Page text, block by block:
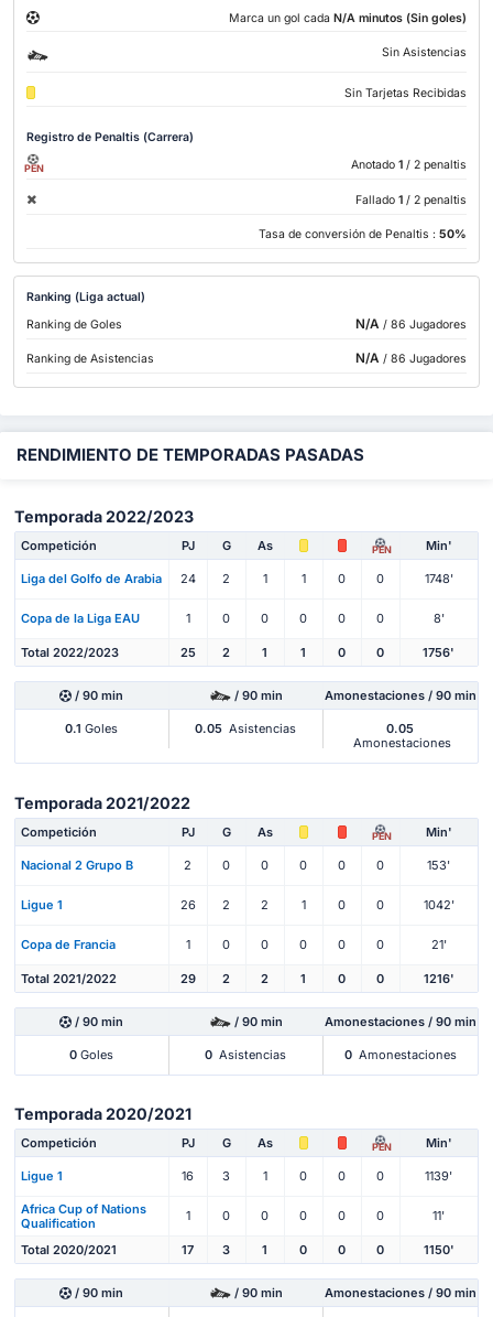
Marca un gol cada N/A minutos (Sin goles)
Sin Asistencias
Sin Tarjetas Recibidas
Registro de Penaltis (Carrera)
PEN Anotado 1 / 2 penaltis
Fallado 1 / 2 penaltis
Tasa de conversión de Penaltis : 50%
Ranking (Liga actual)
Ranking de Goles
N/A / 86 Jugadores
Ranking de Asistencias N/A / 86 Jugadores
RENDIMIENTO DE TEMPORADAS PASADAS
Temporada 2022/2023
Competición PJ G As PEN Min'
Liga del Golfo de Arabia 24 2 1 1 0 0 1748'
Copa de la Liga EAU 1 0 0 0 0 0 8'
Total 2022/2023 25 2 1 1 0 0 1756'
/ 90 min / 90 min Amonestaciones / 90 min
0.1 Goles 0.05 Asistencias
0.05
Amonestaciones
Temporada 2021/2022
Competición PJ G As PEN Min'
Nacional 2 Grupo B 2 0 0 0 0 0 153'
Ligue 1 26 2 2 1 0 0 1042'
Copa de Francia 1 0 0 0 0 0 21'
Total 2021/2022 29 2 2 1 0 0 1216'
/ 90 min / 90 min Amonestaciones / 90 min
0 Goles 0 Asistencias 0 Amonestaciones
Temporada 2020/2021
Competición PJ G As PEN Min'
Ligue 1 16 3 1 0 0 0 1139'
Africa Cup of Nations
Qualification
1 0 0 0 0 0 11'
Total 2020/2021 17 3 1 0 0 0 1150'
/ 90 min / 90 min Amonestaciones / 90 min